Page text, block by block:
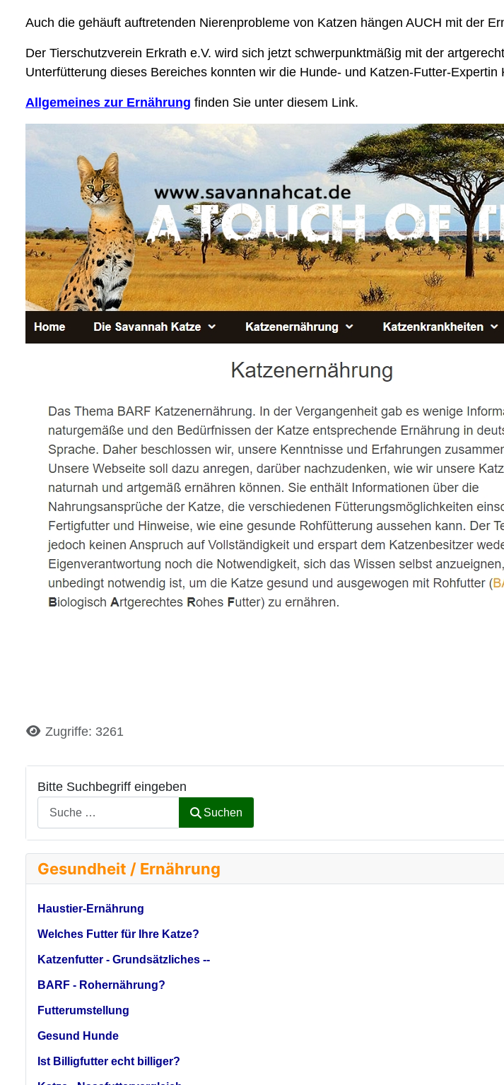
Bitte Suchbegriff eingeben
Suchen
Gesundheit / Ernährung
Haustier-Ernährung
Welches Futter für Ihre Katze?
Katzenfutter - Grundsätzliches --
BARF - Rohernährung?
Futterumstellung
Gesund Hunde
Ist Billigfutter echt billiger?
Auch die gehäuft auftretenden Nierenprobleme von Katzen hängen AUCH mit der
Der Tierschutzverein Erkrath e.V. wird sich jetzt schwerpunktmäßig mit der
Unterfütterung dieses Bereiches konnten wir die Hunde- und Katzen-Futter-Expertin
Allgemeines zur Ernährung finden Sie unter diesem Link.
DetailsZugriffe: 3261